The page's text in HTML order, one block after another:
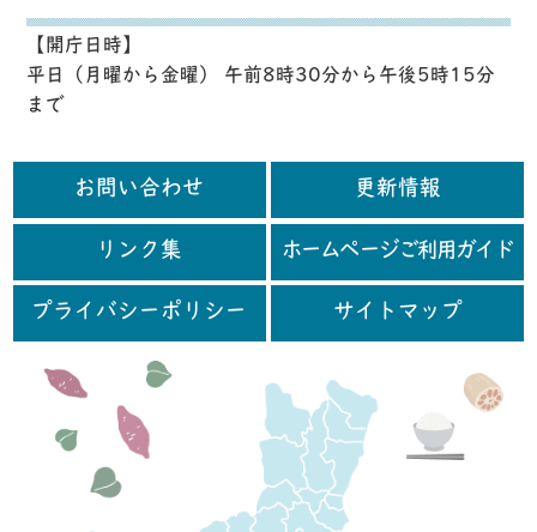
【開庁日時】
平日（月曜から金曜） 午前8時30分から午後5時15分
まで
お問い合わせ 更新情報
リンク集 ホームページご利用ガイド
プライバシーポリシー サイトマップ